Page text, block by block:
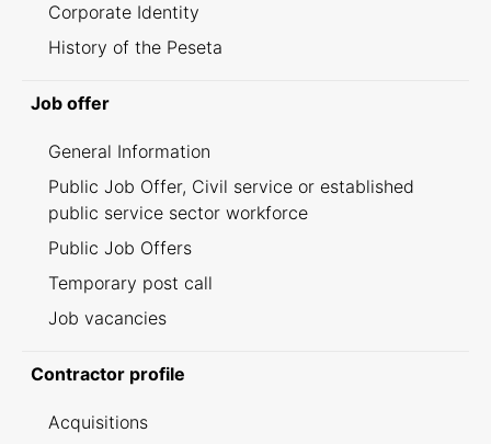
Corporate Identity
History of the Peseta
Job offer
General Information
Public Job Offer, Civil service or established
public service sector workforce
Public Job Offers
Temporary post call
Job vacancies
Contractor profile
Acquisitions